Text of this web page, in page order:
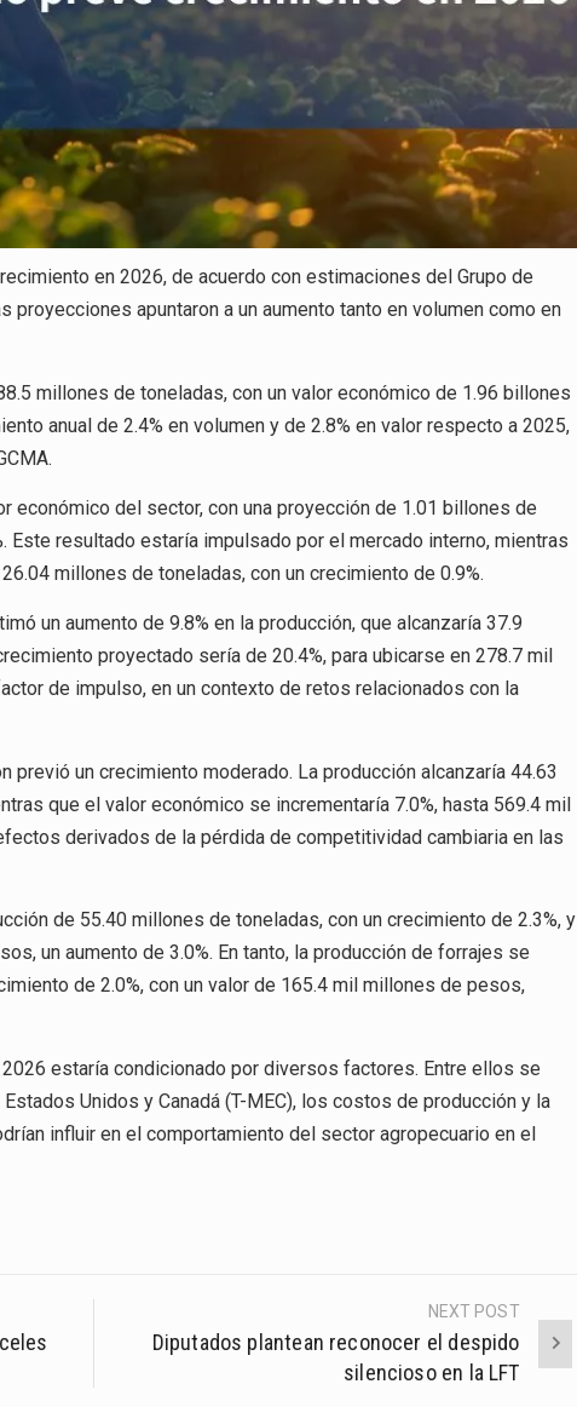
en 2026, de acuerdo con estimaciones del Grupo de
proyecciones apuntaron a un aumento tanto en volumen como en
millones de toneladas, con un valor económico de 1.96 billones
anual de 2.4% en volumen y de 2.8% en valor respecto a 2025,
económico del sector, con una proyección de 1.01 billones de
Este resultado estaría impulsado por el mercado interno, mientras
millones de toneladas, con un crecimiento de 0.9%.
un aumento de 9.8% en la producción, que alcanzaría 37.9
proyectado sería de 20.4%, para ubicarse en 278.7 mil
de impulso, en un contexto de retos relacionados con la
un crecimiento moderado. La producción alcanzaría 44.63
que el valor económico se incrementaría 7.0%, hasta 569.4 mil
derivados de la pérdida de competitividad cambiaria en las
de 55.40 millones de toneladas, con un crecimiento de 2.3%, y
un aumento de 3.0%. En tanto, la producción de forrajes se
de 2.0%, con un valor de 165.4 mil millones de pesos,
estaría condicionado por diversos factores. Entre ellos se
Unidos y Canadá (T-MEC), los costos de producción y la
influir en el comportamiento del sector agropecuario en el
NEXT POST
Diputados plantean reconocer el despido
silencioso en la LFT